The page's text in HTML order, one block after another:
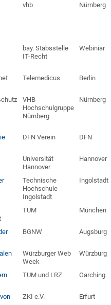
vhb Nürnberg
- -
bay. Stabsstelle
IT-Recht
Webiniar
Telemedicus Berlin
VHB-
Hochschulgruppe
Nürnberg
Nürnberg
DFN Verein DFN
Universität
Hannover
Hannover
Technische
Hochschule
Ingolstadt
Ingolstadt
TUM München
BGNW Augsburg
Würzburger Web
Week
Würzburg
TUM und LRZ Garching
ZKI e.V. Erfurt